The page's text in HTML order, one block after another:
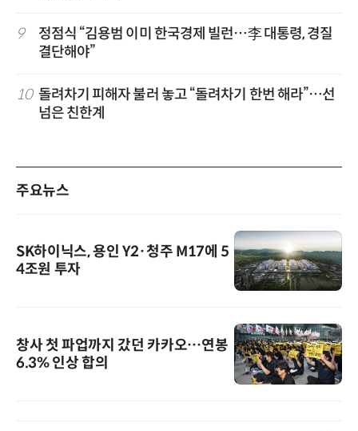
9
정점식 “김용범 이미 한국경제 빌런…李 대통령, 경질
결단해야”
10 돌려차기 피해자 불러 놓고 “돌려차기 한번 해라”…선
넘은 친한계
주요뉴스
SK하이닉스, 용인 Y2·청주 M17에 5
4조원 투자
창사 첫 파업까지 갔던 카카오…연봉
6.3% 인상 합의